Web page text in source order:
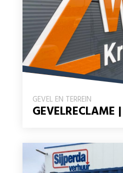
GEVEL EN TERREIN
GEVELRECLAME